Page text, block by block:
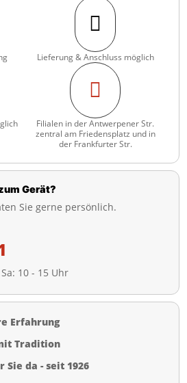

Lieferung & Anschluss möglich

Filialen in der Antwerpener Str.
zentral am Friedensplatz und in
der Frankfurter Str.
Gerät?
Sie gerne persönlich.
10 - 15 Uhr
Erfahrung
Tradition
Sie da - seit 1926